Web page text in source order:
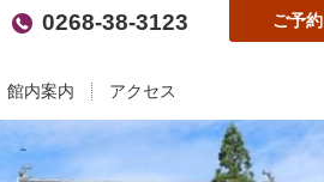
ご予約
0268-38-3123
館内案内 アクセス